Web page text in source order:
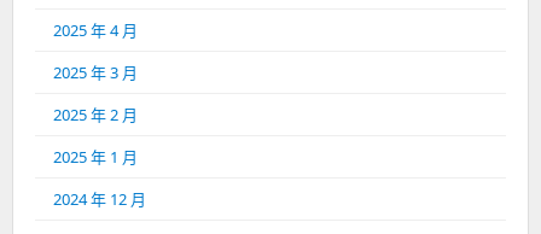
2025 年 4 月
2025 年 3 月
2025 年 2 月
2025 年 1 月
2024 年 12 月